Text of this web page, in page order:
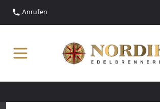
Anrufen